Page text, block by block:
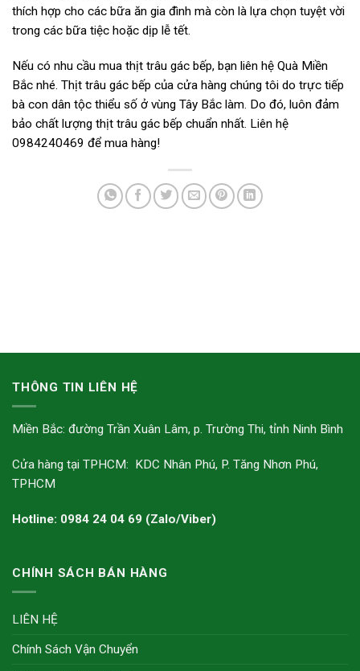
thích hợp cho các bữa ăn gia đình mà còn là lựa chọn tuyệt vời
trong các bữa tiệc hoặc dịp lễ tết.
Nếu có nhu cầu mua thịt trâu gác bếp, bạn liên hệ Quà Miền
Bắc nhé. Thịt trâu gác bếp của cửa hàng chúng tôi do trực tiếp
bà con dân tộc thiểu số ở vùng Tây Bắc làm. Do đó, luôn đảm
bảo chất lượng thịt trâu gác bếp chuẩn nhất. Liên hệ
0984240469 để mua hàng!
THÔNG TIN LIÊN HỆ
Miền Bắc: đường Trần Xuân Lâm, p. Trường Thi, tỉnh Ninh Bình
Cửa hàng tại TPHCM: KDC Nhân Phú, P. Tăng Nhơn Phú,
TPHCM
Hotline: 0984 24 04 69 (Zalo/Viber)
CHÍNH SÁCH BÁN HÀNG
LIÊN HỆ
Chính Sách Vận Chuyển